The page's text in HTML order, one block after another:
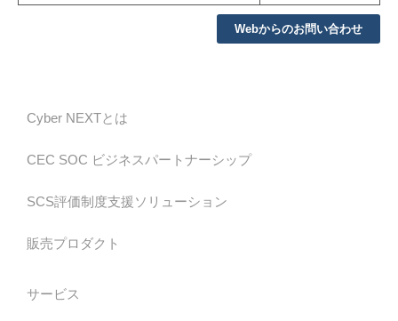
Webからのお問い合わせ
Cyber NEXTとは
CEC SOC ビジネスパートナーシップ
SCS評価制度支援ソリューション
販売プロダクト
サービス